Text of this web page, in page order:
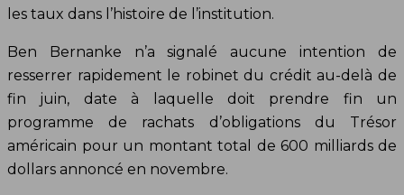
les taux dans l’histoire de l’institution.
Ben Bernanke n’a signalé aucune intention de
resserrer rapidement le robinet du crédit au-delà de
fin juin, date à laquelle doit prendre fin un
programme de rachats d’obligations du Trésor
américain pour un montant total de 600 milliards de
dollars annoncé en novembre.